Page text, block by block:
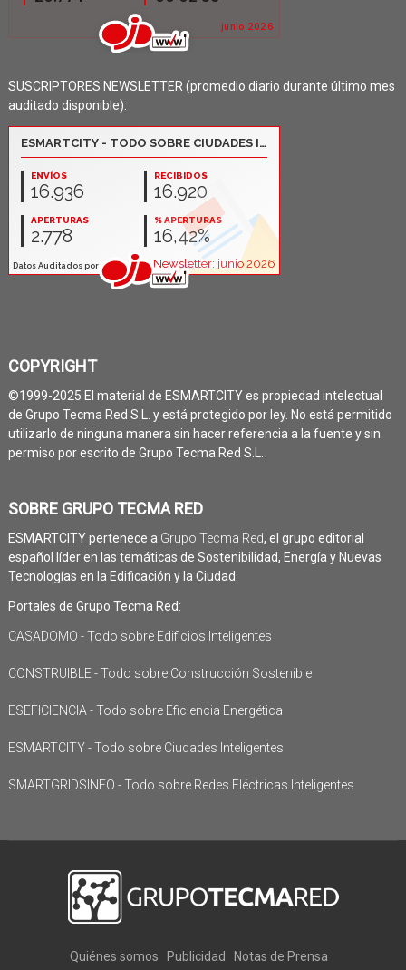
SUSCRIPTORES NEWSLETTER (promedio diario durante último mes
auditado disponible):
COPYRIGHT
©1999-2025 El material de ESMARTCITY es propiedad intelectual
de Grupo Tecma Red S.L. y está protegido por ley. No está permitido
utilizarlo de ninguna manera sin hacer referencia a la fuente y sin
permiso por escrito de Grupo Tecma Red S.L.
SOBRE GRUPO TECMA RED
ESMARTCITY pertenece a Grupo Tecma Red, el grupo editorial
español líder en las temáticas de Sostenibilidad, Energía y Nuevas
Tecnologías en la Edificación y la Ciudad.
Portales de Grupo Tecma Red:
CASADOMO - Todo sobre Edificios Inteligentes
CONSTRUIBLE - Todo sobre Construcción Sostenible
ESEFICIENCIA - Todo sobre Eficiencia Energética
ESMARTCITY - Todo sobre Ciudades Inteligentes
SMARTGRIDSINFO - Todo sobre Redes Eléctricas Inteligentes
Quiénes somos Publicidad
Notas de Prensa